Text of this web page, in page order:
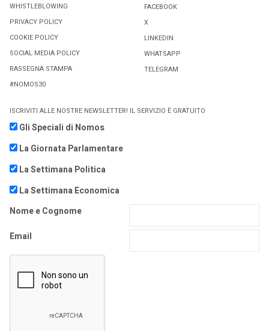
WHISTLEBLOWING
PRIVACY POLICY
COOKIE POLICY
SOCIAL MEDIA POLICY
RASSEGNA STAMPA
#NOMOS30
FACEBOOK
X
LINKEDIN
WHATSAPP
TELEGRAM
ISCRIVITI ALLE NOSTRE NEWSLETTER! IL SERVIZIO È GRATUITO
Gli Speciali di Nomos
La Giornata Parlamentare
La Settimana Politica
La Settimana Economica
Nome e Cognome
Email